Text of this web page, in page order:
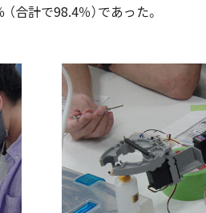
合計で98.4％）であった。